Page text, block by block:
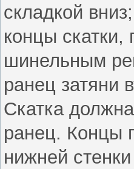
складкой
концы скатки,
шинельным
ранец затяни
Скатка
ранец. Концы
нижней